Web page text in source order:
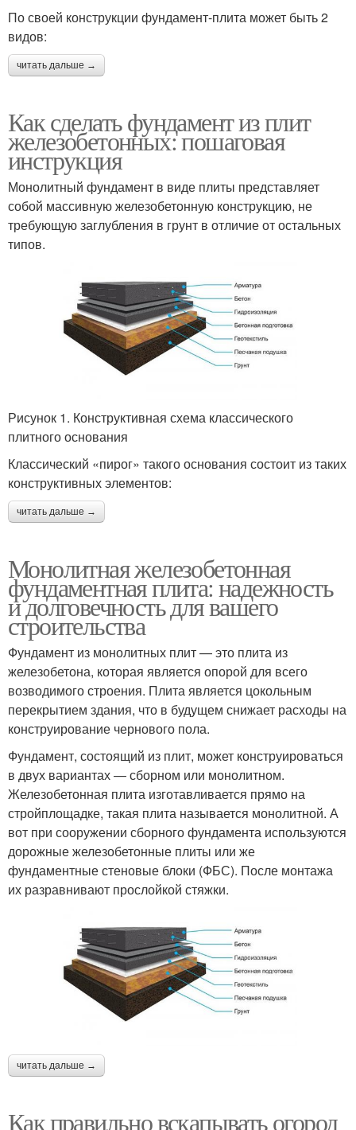
По своей конструкции фундамент-плита может быть 2
видов:
читать дальше →
Как сделать фундамент из плит
железобетонных: пошаговая
инструкция
Монолитный фундамент в виде плиты представляет
собой массивную железобетонную конструкцию, не
требующую заглубления в грунт в отличие от остальных
типов.
Рисунок 1. Конструктивная схема классического
плитного основания
Классический «пирог» такого основания состоит из таких
конструктивных элементов:
читать дальше →
Монолитная железобетонная
фундаментная плита: надежность
и долговечность для вашего
строительства
Фундамент из монолитных плит — это плита из
железобетона, которая является опорой для всего
возводимого строения. Плита является цокольным
перекрытием здания, что в будущем снижает расходы на
конструирование чернового пола.
Фундамент, состоящий из плит, может конструироваться
в двух вариантах — сборном или монолитном.
Железобетонная плита изготавливается прямо на
стройплощадке, такая плита называется монолитной. А
вот при сооружении сборного фундамента используются
дорожные железобетонные плиты или же
фундаментные стеновые блоки (ФБС). После монтажа
их разравнивают прослойкой стяжки.
читать дальше →
Как правильно вскапывать огород